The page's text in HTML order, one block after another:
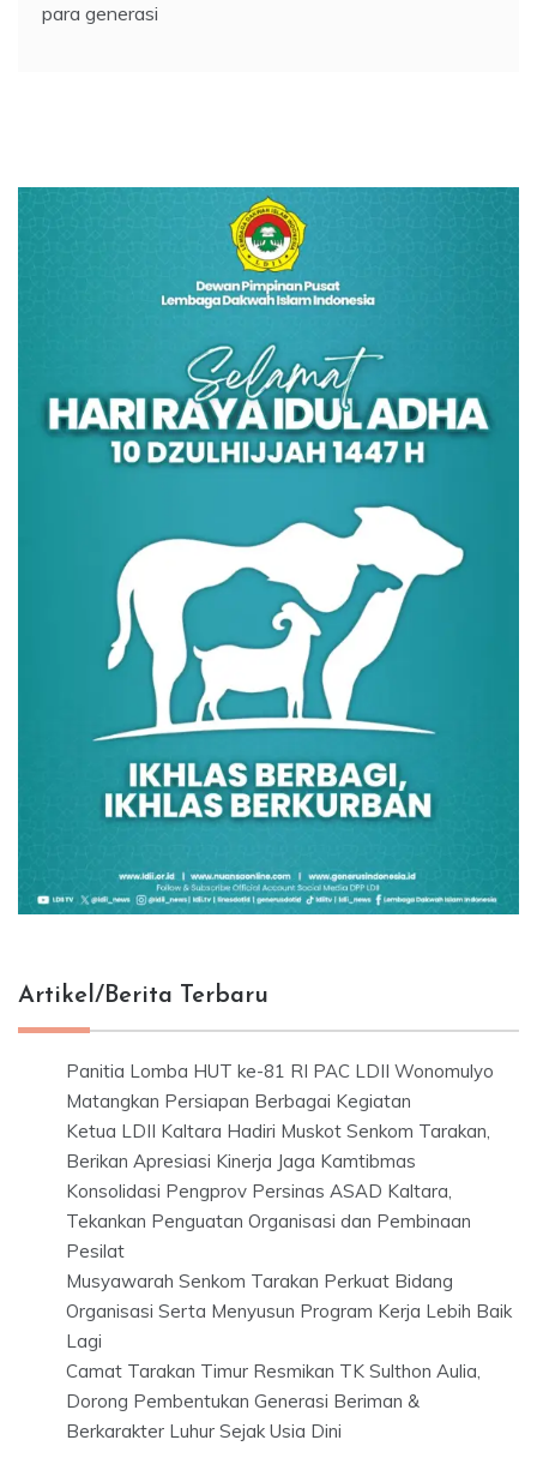
para generasi
Artikel/Berita Terbaru
Panitia Lomba HUT ke-81 RI PAC LDII Wonomulyo
Matangkan Persiapan Berbagai Kegiatan
Ketua LDII Kaltara Hadiri Muskot Senkom Tarakan,
Berikan Apresiasi Kinerja Jaga Kamtibmas
Konsolidasi Pengprov Persinas ASAD Kaltara,
Tekankan Penguatan Organisasi dan Pembinaan
Pesilat
Musyawarah Senkom Tarakan Perkuat Bidang
Organisasi Serta Menyusun Program Kerja Lebih Baik
Lagi
Camat Tarakan Timur Resmikan TK Sulthon Aulia,
Dorong Pembentukan Generasi Beriman &
Berkarakter Luhur Sejak Usia Dini